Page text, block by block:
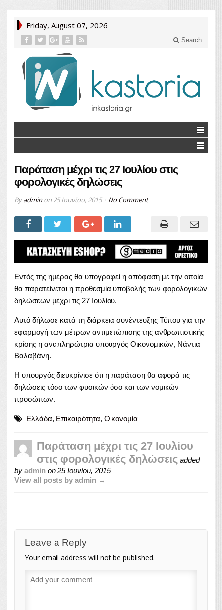
Friday, August 07, 2026
Search
Παράταση μέχρι τις 27 Ιουλίου στις
φορολογικές δηλώσεις
Byadminon 25 Ιουνίου, 2015 No Comment
Εντός της ημέρας θα υπογραφεί η απόφαση με την οποία
θα παρατείνεται η προθεσμία υποβολής των φορολογικών
δηλώσεων μέχρι τις 27 Ιουλίου.
Αυτό δήλωσε κατά τη διάρκεια συνέντευξης Τύπου για την
εφαρμογή των μέτρων αντιμετώπισης της ανθρωπιστικής
κρίσης η αναπληρώτρια υπουργός Οικονομικών, Νάντια
Βαλαβάνη.
Η υπουργός διευκρίνισε ότι η παράταση θα αφορά τις
δηλώσεις τόσο των φυσικών όσο και των νομικών
προσώπων.
Ελλάδα, Επικαιρότητα, Οικονομία
Παράταση μέχρι τις 27 Ιουλίου
στις φορολογικές δηλώσεις added
by admin on 25 Ιουνίου, 2015
View all posts by admin →
Leave a Reply
Your email address will not be published.